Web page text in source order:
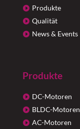
Produkte
Qualität
News & Events
Produkte
DC-Motoren
BLDC-Motoren
AC-Motoren